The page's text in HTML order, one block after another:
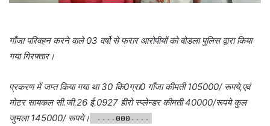
गाँजा परिवहन करने वाले 03 वर्षो से फरार आरोपीयों को बोडला पुलिस द्वारा किया
गया गिरफ्तार।
प्रकरण में जप्त किया गया था 30 कि0ग्रा0 गाँजा कीमती 105000/ रूपये,एवं
मोटर सायकल सी.जी.26 ई.0927 हीरो स्प्लेन्डर कीमती 40000/रूपये कुल
जुमला 145000/ रूपये।
----000----